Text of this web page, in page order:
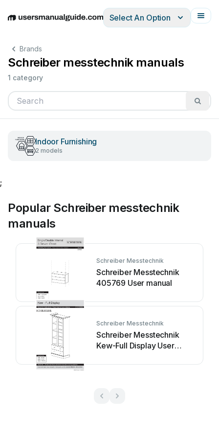
EnglishDeutschEspañolItalianoFrançais
Select An Option
Brands
Schreiber messtechnik manuals
1 category
Indoor Furnishing
2 models
;
Popular Schreiber messtechnik
manuals
Schreiber Messtechnik
Schreiber Messtechnik
405769 User manual
Schreiber Messtechnik
Schreiber Messtechnik
Kew-Full Display User